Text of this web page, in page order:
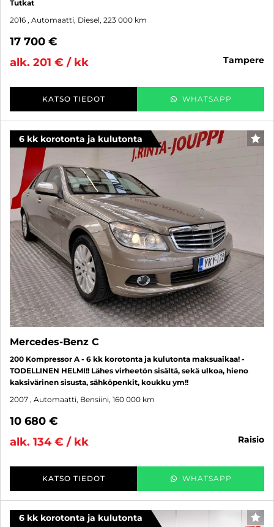
Tutkat
2016 , Automaatti, Diesel, 223 000 km
17 700 €
alk. 201 € / kk
tampere
KATSO TIEDOT WHATSAPP
6 kk korotonta ja kulutonta
Mercedes-Benz C
200 Kompressor A - 6 kk korotonta ja kulutonta maksuaikaa! -
TODELLINEN HELMI!! Lähes virheetön sisältä, sekä ulkoa, hieno
kaksivärinen sisusta, sähköpenkit, koukku ym!!
2007 , Automaatti, Bensiini, 160 000 km
10 680 €
alk. 134 € / kk
raisio
KATSO TIEDOT WHATSAPP
6 kk korotonta ja kulutonta